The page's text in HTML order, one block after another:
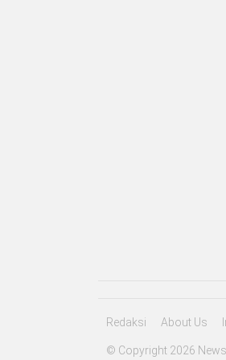
Redaksi About Us
© Copyright 2026